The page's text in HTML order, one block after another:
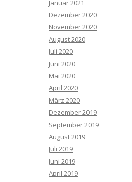
Januar 2021
Dezember 2020
November 2020
August 2020
Juli 2020
Juni 2020
Mai 2020
April 2020
März 2020
Dezember 2019
September 2019
August 2019
Juli 2019
Juni 2019
April 2019